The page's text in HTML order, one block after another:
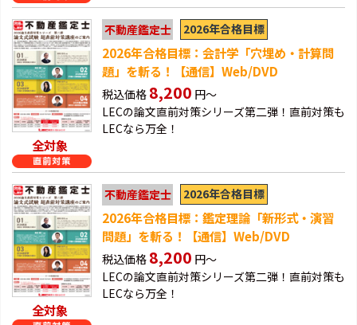
全対象
不動産鑑定士 2026年合格目標
2026年合格目標：会計学「穴埋め・計算問
題」を斬る！【通信】Web/DVD
税込価格 8,200 円～
LECの論文直前対策シリーズ第二弾！直前対策も
LECなら万全！
全対象
不動産鑑定士 2026年合格目標
2026年合格目標：鑑定理論「新形式・演習
問題」を斬る！【通信】Web/DVD
税込価格 8,200 円～
LECの論文直前対策シリーズ第二弾！直前対策も
LECなら万全！